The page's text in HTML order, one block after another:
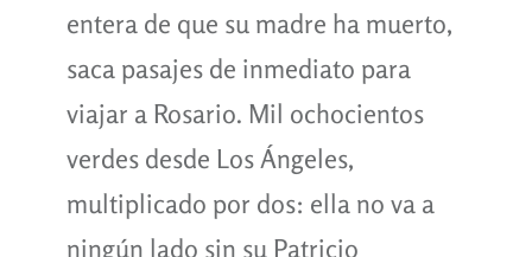
entera de que su madre ha muerto,
saca pasajes de inmediato para
viajar a Rosario. Mil ochocientos
verdes desde Los Ángeles,
multiplicado por dos: ella no va a
ningún lado sin su Patricio